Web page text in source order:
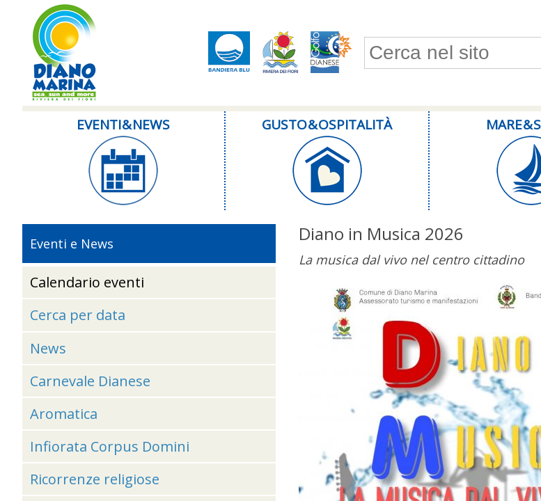
Form di ricerca
EVENTI & NEWS GUSTO & OSPITALITÀ MARE &
Diano in Musica 2026
La musica dal vivo nel centro cittadino
Eventi e News
Calendario eventi
Cerca per data
News
Carnevale Dianese
Aromatica
Infiorata Corpus Domini
Ricorrenze religiose